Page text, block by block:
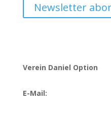
Newsletter
Verein Daniel Option
E-Mail: